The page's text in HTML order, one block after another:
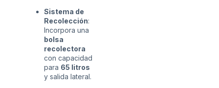
Sistema de
Recolección:
Incorpora una
bolsa
recolectora
con capacidad
para 65 litros
y salida lateral.